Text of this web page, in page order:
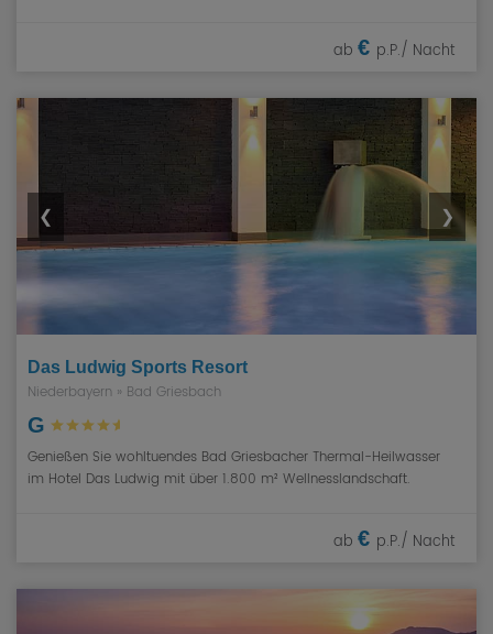
ab € p.P./ Nacht
❮ ❯
Das Ludwig Sports Resort
Niederbayern » Bad Griesbach
G
Genießen Sie wohltuendes Bad Griesbacher Thermal-Heilwasser
im Hotel Das Ludwig mit über 1.800 m² Wellnesslandschaft.
ab € p.P./ Nacht